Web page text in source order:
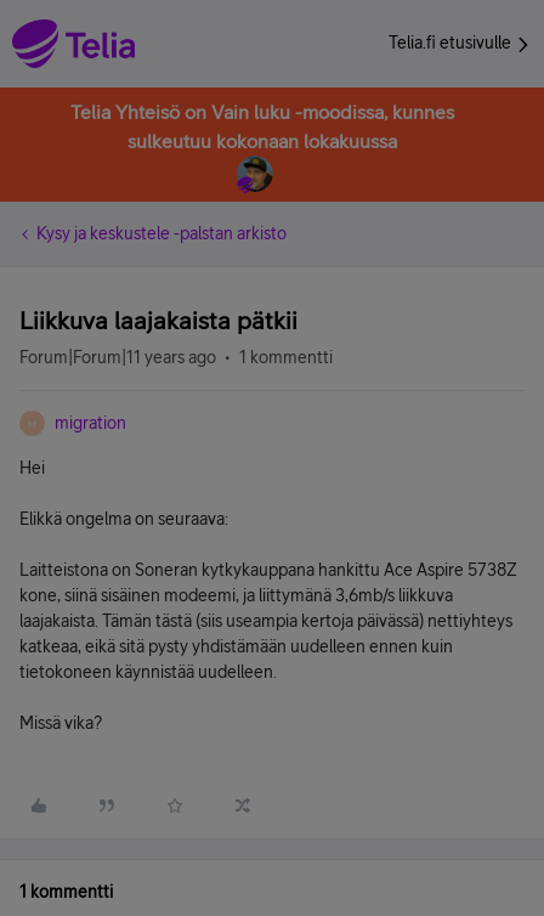
Telia.fi etusivulle
Telia Yhteisö on Vain luku -moodissa, kunnes
sulkeutuu kokonaan lokakuussa
Kysy ja keskustele -palstan arkisto
Liikkuva laajakaista pätkii
Forum|Forum|11 years ago 1 kommentti
M migration
Hei
Elikkä ongelma on seuraava:
Laitteistona on Soneran kytkykauppana hankittu Ace Aspire 5738Z
kone, siinä sisäinen modeemi, ja liittymänä 3,6mb/s liikkuva
laajakaista. Tämän tästä (siis useampia kertoja päivässä) nettiyhteys
katkeaa, eikä sitä pysty yhdistämään uudelleen ennen kuin
tietokoneen käynnistää uudelleen.
Missä vika?
1 kommentti